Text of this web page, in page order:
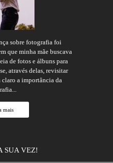
sobre fotografia foi
que minha mãe buscava
de fotos e álbuns para
através delas, revisitar
claro a importância da
mais
SUA VEZ!